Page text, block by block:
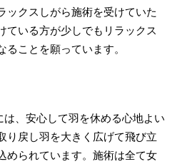
ックスしがら施術を受けていた
ている方が少しでもリラックス
ることを願っています。
は、安心して羽を休める心地よい
り戻し羽を大きく広げて飛び立
められています。施術は全て女